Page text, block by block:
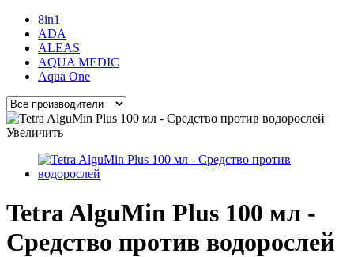
8in1
ADA
ALEAS
AQUA MEDIC
Aqua One
Увеличить
Tetra AlguMin Plus 100 мл -
Средство против водорослей